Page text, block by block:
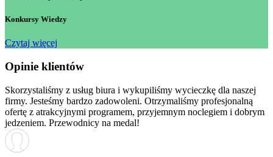
Konkursy Wiedzy
Czytaj więcej
Opinie klientów
Skorzystaliśmy z usług biura i wykupiliśmy wycieczkę dla naszej
firmy. Jesteśmy bardzo zadowoleni. Otrzymaliśmy profesjonalną
ofertę z atrakcyjnymi programem, przyjemnym noclegiem i dobrym
jedzeniem. Przewodnicy na medal!